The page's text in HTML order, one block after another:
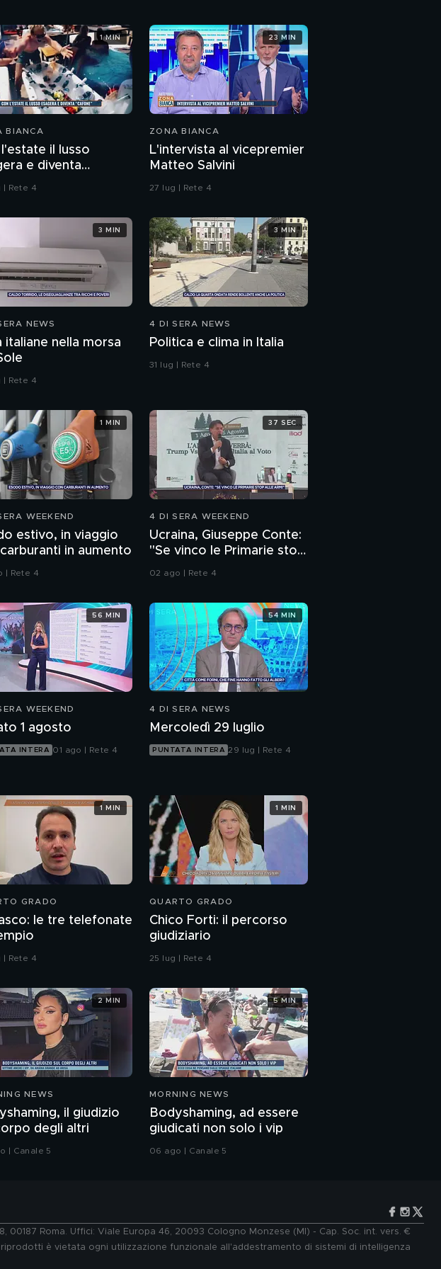
BIANCA
l'estate il lusso
e diventa
| Rete 4
1 MIN
ZONA BIANCA
L'intervista al vicepremier
Matteo Salvini
27 lug | Rete 4
23 MIN
NEWS
italiane nella morsa
| Rete 4
3 MIN
4 DI SERA NEWS
Politica e clima in Italia
31 lug | Rete 4
3 MIN
WEEKEND
estivo, in viaggio
in aumento
| Rete 4
1 MIN
4 DI SERA WEEKEND
Ucraina, Giuseppe Conte:
"Se vinco le Primarie stop
alle armi"
02 ago | Rete 4
37 SEC
WEEKEND
1 agosto
INTERA 01 ago | Rete 4
56 MIN
4 DI SERA NEWS
Mercoledì 29 luglio
PUNTATA INTERA 29 lug | Rete 4
54 MIN
GRADO
le tre telefonate
| Rete 4
1 MIN
QUARTO GRADO
Chico Forti: il percorso
giudiziario
25 lug | Rete 4
1 MIN
NEWS
il giudizio
degli altri
| Canale 5
2 MIN
MORNING NEWS
Bodyshaming, ad essere
giudicati non solo i vip
06 ago | Canale 5
5 MIN
00187 Roma. Uffici: Viale Europa 46, 20093 Cologno Monzese (MI) - Cap. Soc. int. vers. €
è vietata ogni utilizzazione funzionale all'addestramento di sistemi di intelligenza